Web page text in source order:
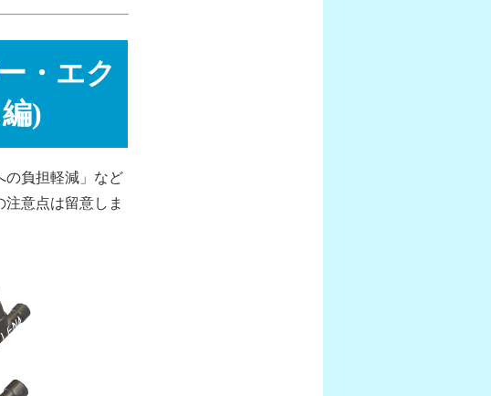
・エク
)
の負担軽減」など
意点は留意しま